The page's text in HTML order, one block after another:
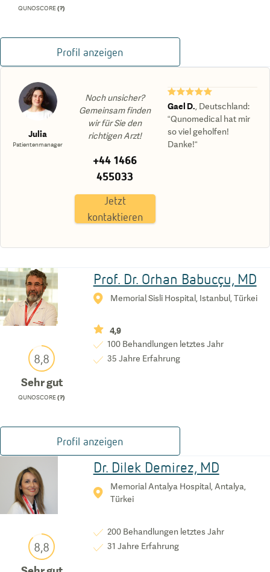
QUNOSCORE(?)
Profil anzeigen
Julia
Patientenmanager
Noch unsicher?
Gemeinsam finden
wir für Sie den
richtigen Arzt!
+44 1466
455033
Jetzt
kontaktieren
★★★★★
Gael D. Deutschland:
“Qunomedical hat mir
so viel geholfen!
Danke!“
8,8
Sehr gut
QUNOSCORE(?)
Prof. Dr. Orhan Babucçu, MD
Memorial Sisli Hospital, Istanbul, Türkei
4,9
100 Behandlungen letztes Jahr
35 Jahre Erfahrung
Profil anzeigen
8,8
Dr. Dilek Demirez, MD
Memorial Antalya Hospital, Antalya,
Türkei
200 Behandlungen letztes Jahr
31 Jahre Erfahrung